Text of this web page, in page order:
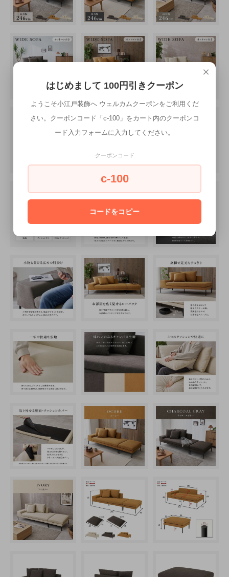
×
はじめまして 100円引きクーポン
ようこそ小江戸装飾へ ウェルカムクーポンをご利用くだ
さい。クーポンコード「c-100」をカート内のクーポンコ
ード入力フォームに入力してください。
クーポンコード
c-100
コードをコピー